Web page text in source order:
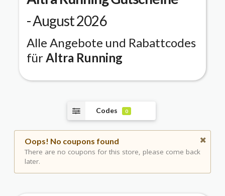
- August 2026
Alle Angebote und Rabattcodes
fürAltra Running
Codes 0
Oops! No coupons found
There are no coupons for this store, please come back
later.